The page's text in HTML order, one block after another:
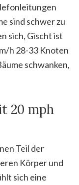
sind schwer zu
sich, Gischt ist
h 28-33 Knoten
schwanken,
20 mph
Teil der
Körper und
sich eine